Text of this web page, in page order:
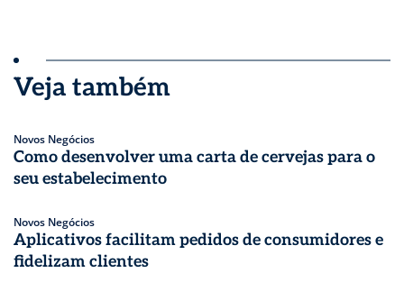
Veja também
Novos Negócios
Como desenvolver uma carta de cervejas para o
seu estabelecimento
Novos Negócios
Aplicativos facilitam pedidos de consumidores e
fidelizam clientes